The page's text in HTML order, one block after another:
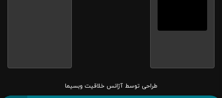
طراحی توسطآژانس خلاقیت وبسیما